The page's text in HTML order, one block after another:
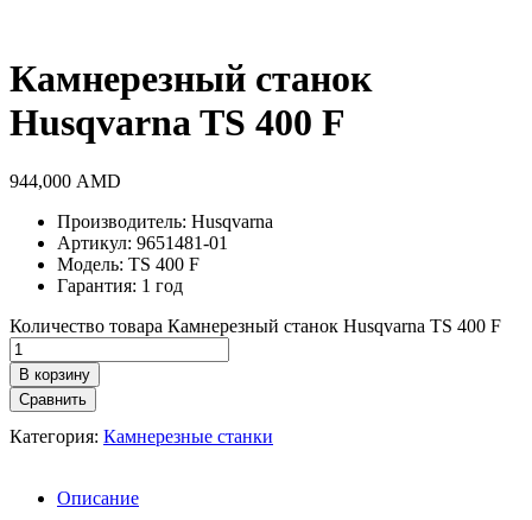
Камнерезный станок
Husqvarna TS 400 F
944,000 AMD
Производитель: Husqvarna
Артикул: 9651481-01
Модель: TS 400 F
Гарантия: 1 год
Количество товара Камнерезный станок Husqvarna TS 400 F
В корзину
Сравнить
Категория: Камнерезные станки
Описание